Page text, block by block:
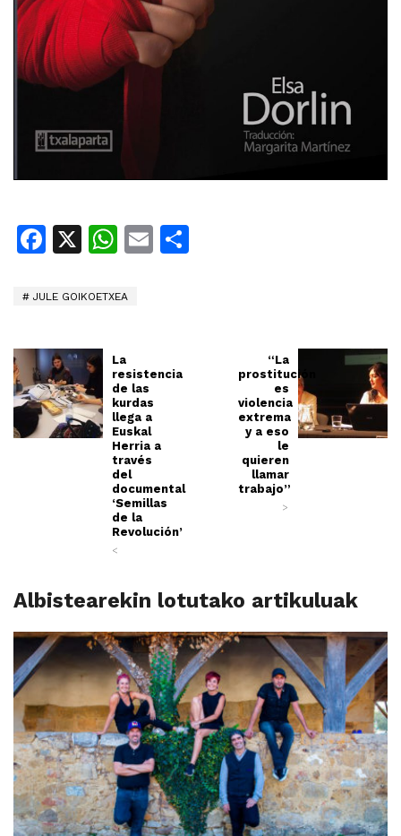
Facebook
X WhatsApp
Email
JULE GOIKOETXEA
La
resistencia
de las
kurdas
llega a
Euskal
Herria a
través
del
documental
‘Semillas
de la
Revolución’
<
“La
prostitución
es
violencia
extrema
y a eso
le
quieren
llamar
trabajo”
>
Albistearekin lotutako artikuluak